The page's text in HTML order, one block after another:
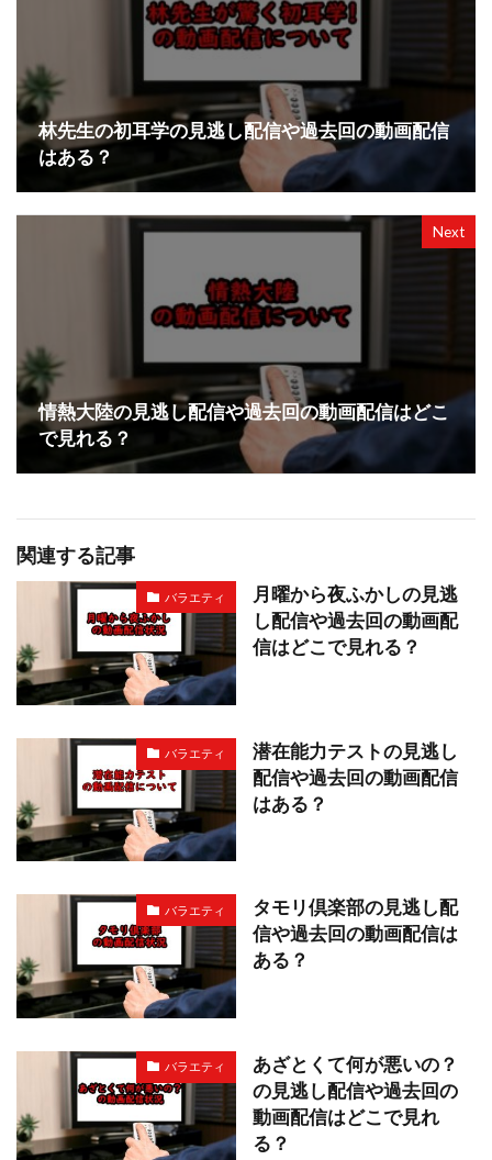
林先生の初耳学の見逃し配信や過去回の動画配信
はある？
Next
情熱大陸の見逃し配信や過去回の動画配信はどこ
で見れる？
関連する記事
バラエティ
月曜から夜ふかしの見逃
し配信や過去回の動画配
信はどこで見れる？
バラエティ
潜在能力テストの見逃し
配信や過去回の動画配信
はある？
バラエティ
タモリ倶楽部の見逃し配
信や過去回の動画配信は
ある？
バラエティ
あざとくて何が悪いの？
の見逃し配信や過去回の
動画配信はどこで見れ
る？